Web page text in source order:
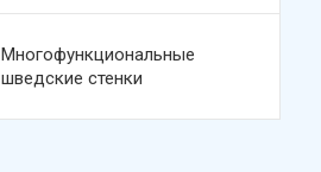
Многофункциональные
шведские стенки